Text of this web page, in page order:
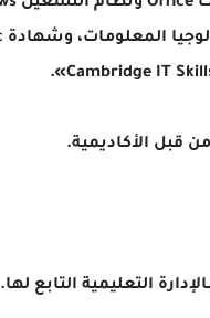
قبل الأكاديمية.
التعليمية التابع لها.